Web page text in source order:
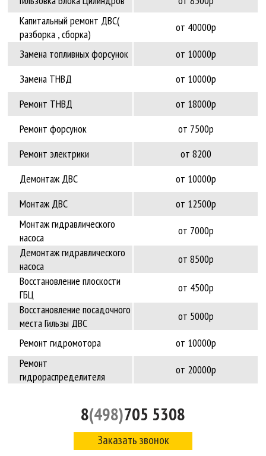
Капитальный ремонт ДВС(
разборка , сборка)
от 40000р
Замена топливных форсунок
от 10000р
Замена ТНВД
от 10000р
Ремонт ТНВД
от 18000р
Ремонт форсунок
от 7500р
Ремонт электрики
от 8200
Демонтаж ДВС
от 10000р
Монтаж ДВС
от 12500р
Монтаж гидравлического
насоса
от 7000р
Демонтаж гидравлического
насоса
от 8500р
Восстановление плоскости
ГБЦ
от 4500р
Восстановление посадочного
места Гильзы ДВС
от 5000р
Ремонт гидромотора
от 10000р
Ремонт
гидрораспределителя
от 20000р
8(498)705 5308
Заказать звонок